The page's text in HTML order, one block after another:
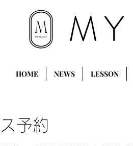
HOME NEWS LESSON
予約